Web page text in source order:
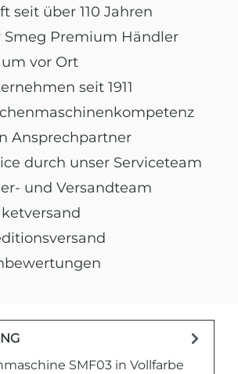
seit über 110 Jahren
Smeg Premium Händler
vor Ort
seit 1911
Ansprechpartner
durch unser Serviceteam
und Versandteam
SMF03 in Vollfarbe